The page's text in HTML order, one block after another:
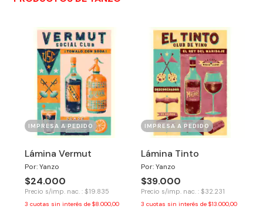
IMPRESA A PEDIDO
Lámina Vermut
Por: Yanzo
$24.000
Precio s/imp. nac. : $19.835
3 cuotas sin interés de $8.000,00
IMPRESA A PEDIDO
Lámina Tinto
Por: Yanzo
$39.000
Precio s/imp. nac. : $32.231
3 cuotas sin interés de $13.000,00